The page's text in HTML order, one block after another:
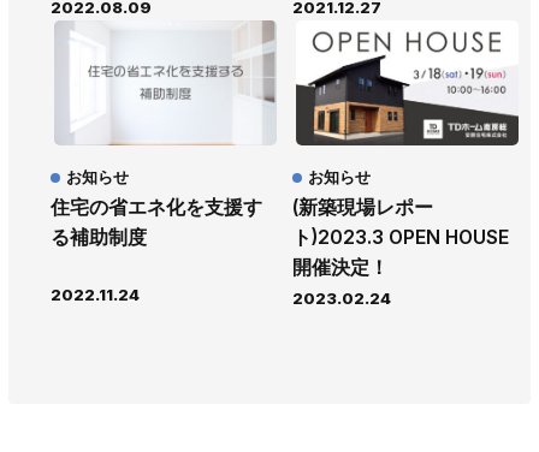
2022.08.09 2021.12.27
住宅の省エネ化を支援す
る補助制度
お知らせ
2022.11.24
(新築現場レポー
ト)2023.3 OPEN HOUSE
開催決定！
お知らせ
2023.02.24